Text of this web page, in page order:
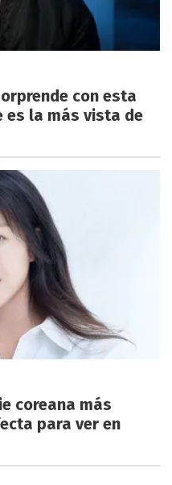
con esta
es la más vista de
coreana más
para ver en